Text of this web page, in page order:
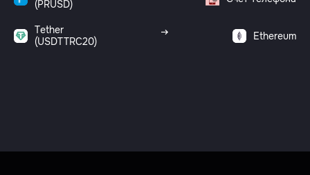
(PRUSD)
Tether
(USDTTRC20)
Ethereum